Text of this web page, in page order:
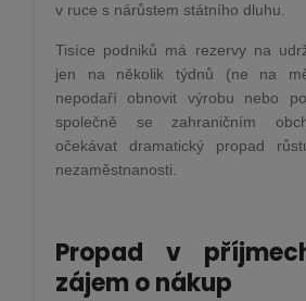
v ruce s nárůstem státního dluhu.
Tisíce podniků má rezervy na
jen na několik týdnů (ne na
nepodaří obnovit výrobu nebo
společně se zahraničním
očekávat dramatický propad
nezaměstnanosti.
Propad v
zájem o nákup